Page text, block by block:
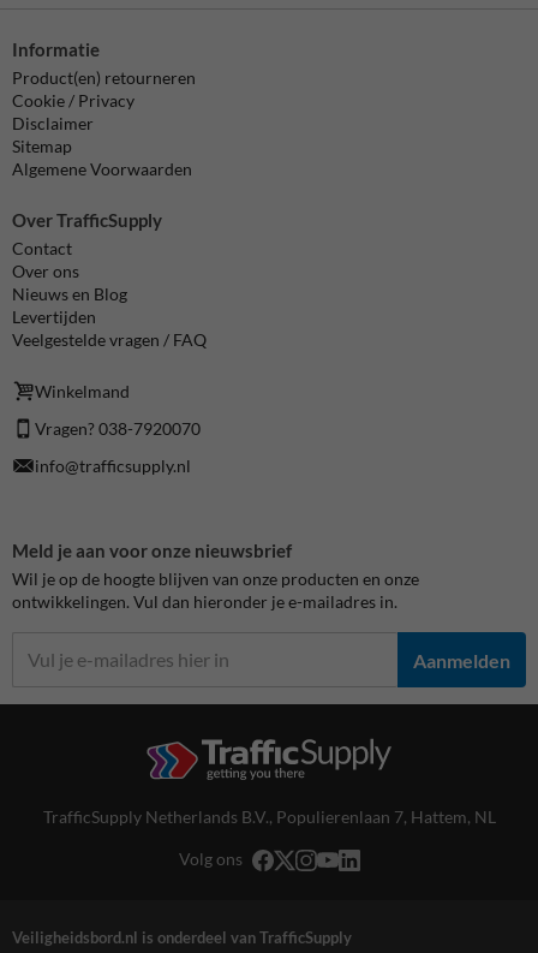
Informatie
Product(en) retourneren
Cookie / Privacy
Disclaimer
Sitemap
Algemene Voorwaarden
Over TrafficSupply
Contact
Over ons
Nieuws en Blog
Levertijden
Veelgestelde vragen / FAQ
Winkelmand
Vragen? 038-7920070
info@trafficsupply.nl
Meld je aan voor onze nieuwsbrief
Wil je op de hoogte blijven van onze producten en onze
ontwikkelingen. Vul dan hieronder je e-mailadres in.
Aanmelden
TrafficSupply Netherlands B.V., Populierenlaan 7, Hattem, NL
Volg ons
Veiligheidsbord.nl is onderdeel van TrafficSupply